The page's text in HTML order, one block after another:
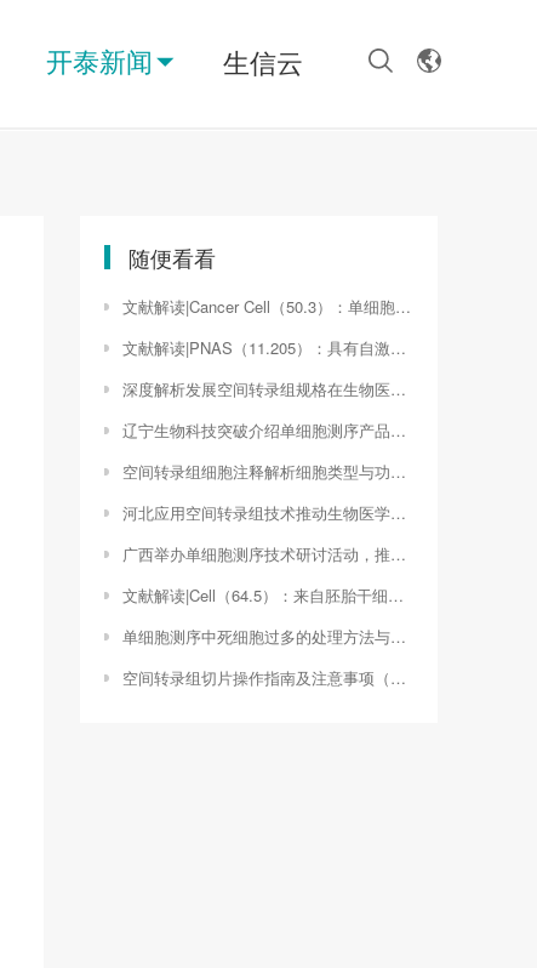
开泰新闻 生信云
随便看看
文献解读|Cancer Cell（50.3）：单细胞图谱鉴定 MSI +细胞是胰腺癌不同亚型的共同起源
文献解读|PNAS（11.205）：具有自激活效应的NB-LRR导致小麦半矮化
深度解析发展空间转录组规格在生物医学研究中的应用与前景（10x空间转录组的弊端）
辽宁生物科技突破介绍单细胞测序产品引领精准医疗新篇章（单细胞测序仪器平台）
空间转录组细胞注释解析细胞类型与功能的新视角（空间转录组与单细胞）
河北应用空间转录组技术推动生物医学研究的新突破（空间转录组技术）
广西举办单细胞测序技术研讨活动，推动生物科技发展（广西介绍单细胞测序活动的医院）
文献解读|Cell（64.5）：来自胚胎干细胞高度贡献的活体嵌合体猴出生
单细胞测序中死细胞过多的处理方法与优化策略（单细胞测序测的是什么）
空间转录组切片操作指南及注意事项（空间转录组测序流程）